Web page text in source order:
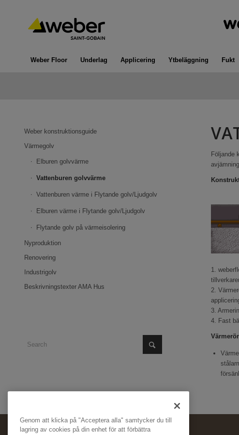
Weber Floor Underlag Applicering Ytbeläggning Fukt
Följande
1.
2.
3.
4. Fast
Weber konstruktionsguide
Värmegolv
Elburen golvvärme
Vattenburen golvvärme
Vattenburen värme i Flytande golv/Ljudgolv
Elburen värme i Flytande golv/Ljudgolv
Flytande golv på värmeisolering
Nyproduktion
Renovering
Industrigolv
Beskrivningstexter AMA Hus
Genom att klicka på "Acceptera alla" samtycker du till
lagring av cookies på din enhet för att förbättra